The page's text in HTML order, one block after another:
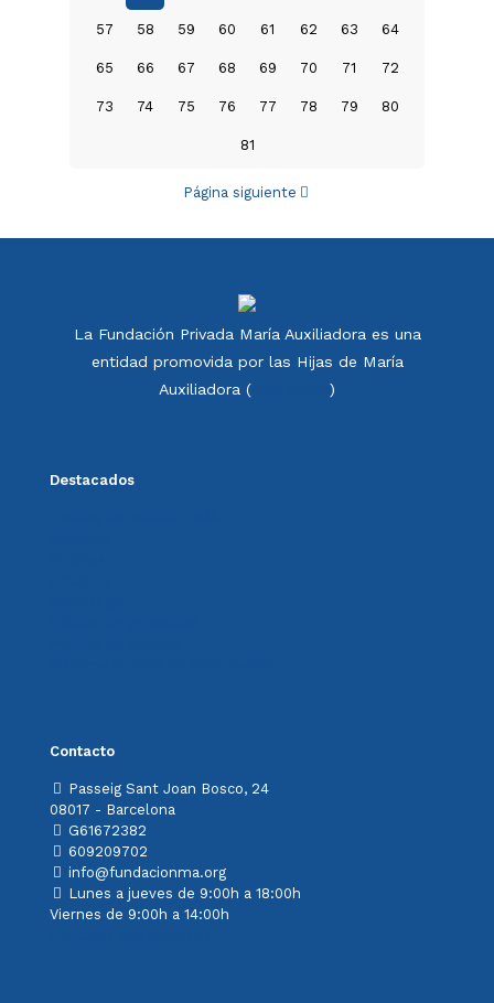
57 58 59 60 61 62 63 64
65 66 67 68 69 70 71 72
73 74 75 76 77 78 79 80
81
Página siguiente
La Fundación Privada María Auxiliadora es una
entidad promovida por las Hijas de María
Auxiliadora (
)
Destacados
Contacto
Passeig Sant Joan Bosco, 24
08017 - Barcelona
G61672382
609209702
info@fundacionma.org
Lunes a jueves de 9:00h a 18:00h
Viernes de 9:00h a 14:00h